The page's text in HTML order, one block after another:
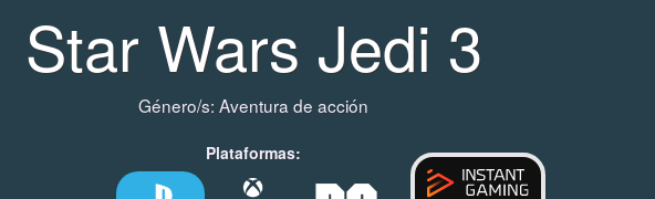
Star Wars Jedi 3
Género/s: Aventura de acción
Plataformas: